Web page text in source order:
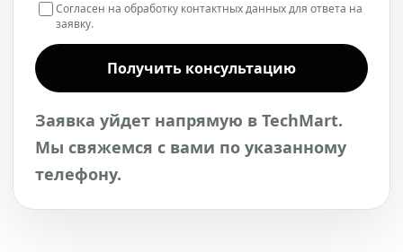
Согласен на обработку контактных данных для ответа на
заявку.
Получить консультацию
Заявка уйдет напрямую в TechMart.
Мы свяжемся с вами по указанному
телефону.